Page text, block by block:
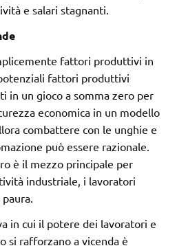
e salari stagnanti.
fattori produttivi in
fattori produttivi
in un gioco a somma zero per
economica in un modello
combattere con le unghie e
può essere razionale.
è il mezzo principale per
industriale, i lavoratori
in cui il potere dei lavoratori e
si rafforzano a vicenda è